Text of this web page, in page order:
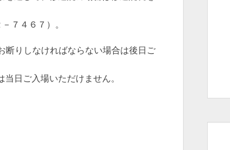
７４６７）。
しなければならない場合は後日ご
ご入場いただけません。